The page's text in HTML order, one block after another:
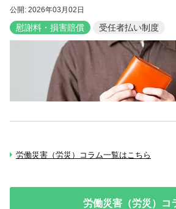
公開: 2026年03月02日
慰謝料・損害賠償 受任者払い制度
労働災害（労災）コラム一覧はこちら
労働災害（労災）コ